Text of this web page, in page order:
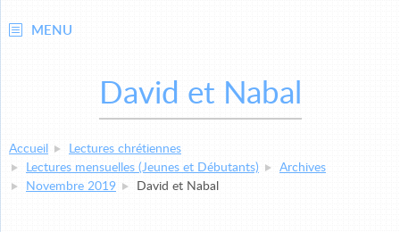
MENU
David et Nabal
Accueil
Lectures chrétiennes
Lectures mensuelles (Jeunes et Débutants)
Archives
Novembre 2019
David et Nabal